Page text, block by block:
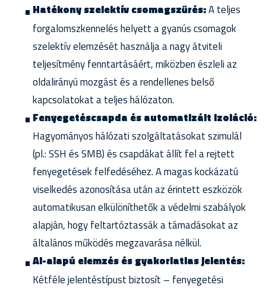
Hatékony szelektív csomagszűrés:A teljes
forgalomszkennelés helyett a gyanús csomagok
szelektív elemzését használja a nagy átviteli
teljesítmény fenntartásáért, miközben észleli az
oldalirányú mozgást és a rendellenes belső
kapcsolatokat a teljes hálózaton.
Fenyegetéscsapda és automatizált izoláció:
Hagyományos hálózati szolgáltatásokat szimulál
(pl.: SSH és SMB) és csapdákat állít fel a rejtett
fenyegetések felfedéséhez. A magas kockázatú
viselkedés azonosítása után az érintett eszközök
automatikusan elkülöníthetők a védelmi szabályok
alapján, hogy feltartóztassák a támadásokat az
általános működés megzavarása nélkül.
AI-alapú elemzés és gyakorlatias jelentés:
Kétféle jelentéstípust biztosít – fenyegetési